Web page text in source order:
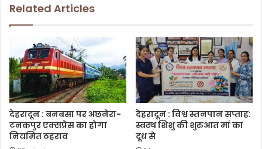
Related Articles
देहरादून : बनबसा पर अछनेरा-
टनकपुर एक्सप्रेस का होगा
नियमित ठहराव
देहरादून : विश्व स्तनपान सप्ताह:
स्वस्थ शिशु की शुरुआत मां का
दूध से